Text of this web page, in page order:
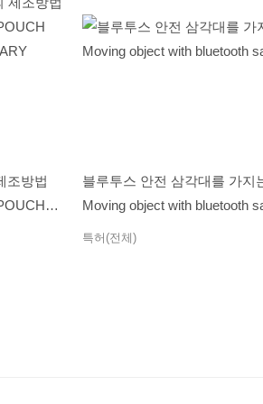
조방법
블루투스 안전 삼각대를 가지
Moving object with bluetooth
특허(전체)